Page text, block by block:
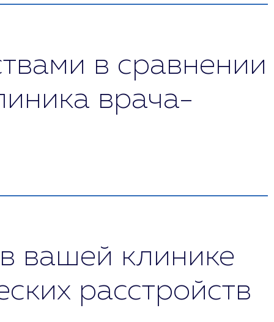
Дополнительно оказываются социальные
в сравнении
врача-
методы исследований).
вашей клинике
расстройств